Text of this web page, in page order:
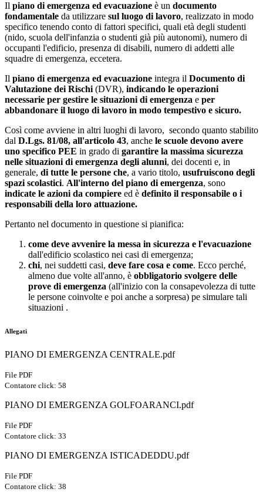
Il piano di emergenza ed evacuazione è un documento
fondamentale da utilizzare sul luogo di lavoro, realizzato in modo
specifico tenendo conto di fattori specifici, quali età degli studenti
(nido, scuola dell'infanzia o studenti già più autonomi), numero di
occupanti l'edificio, presenza di disabili, numero di addetti alle
squadre di emergenza, eccetera.
Il piano di emergenza ed evacuazione integra il Documento di
Valutazione dei Rischi (DVR), indicando le operazioni
necessarie per gestire le situazioni di emergenza e per
abbandonare il luogo di lavoro in modo tempestivo e sicuro.
Così come avviene in altri luoghi di lavoro, secondo quanto stabilito
dal D.Lgs. 81/08, all'articolo 43, anche le scuole devono avere
uno specifico PEE in grado di garantire la massima sicurezza
nelle situazioni di emergenza degli alunni, dei docenti e, in
generale, di tutte le persone che, a vario titolo, usufruiscono degli
spazi scolastici. All'interno del piano di emergenza, sono
indicate le azioni da compiere ed è definito il responsabile o i
responsabili della loro attuazione.
Pertanto nel documento in questione si pianifica:
come deve avvenire la messa in sicurezza e l'evacuazione
dall'edificio scolastico nei casi di emergenza;
chi, nei suddetti casi, deve fare cosa e come. Ecco perché,
almeno due volte all'anno, è obbligatorio svolgere delle
prove di emergenza (all'inizio con la consapevolezza di tutte
le persone coinvolte e poi anche a sorpresa) pe simulare tali
situazioni .
Allegati
PIANO DI EMERGENZA CENTRALE.pdf
File PDF
Contatore click: 58
PIANO DI EMERGENZA GOLFOARANCI.pdf
File PDF
Contatore click: 33
PIANO DI EMERGENZA ISTICADEDDU.pdf
File PDF
Contatore click: 38